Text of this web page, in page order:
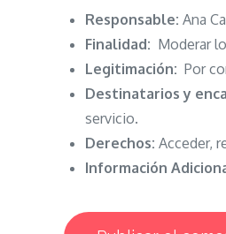
Responsable: Ana
Finalidad: Moderar
Legitimación: Por
Destinatarios y
servicio.
Derechos: Acceder,
Información